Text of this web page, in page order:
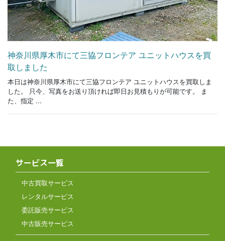
神奈川県厚木市にて三協フロンテア ユニットハウスを買
取しました
本日は神奈川県厚木市にて三協フロンテア ユニットハウスを買取しま
した。 只今、写真をお送り頂ければ即日お見積もりが可能です。 ま
た、指定 ...
サービス一覧
中古買取サービス
レンタルサービス
委託販売サービス
中古販売サービス